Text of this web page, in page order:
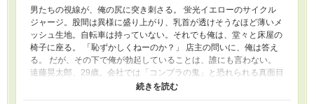
男たちの視線が、俺の尻に突き刺さる。 蛍光イエローのサイクル
ジャージ。股間は異様に盛り上がり、乳首が透けそうなほど薄いメ
ッシュ生地。自転車は持っていない。それでも俺は、堂々と床屋の
椅子に座る。 「恥ずかしくねーのか？」 店主の問いに、俺は答え
る。 だが、その下で俺が勃起していることは、誰にも言わない。
遠藤晃太郎、29歳。会社では「コンプラの鬼」と恐れられる真面目
な主任。だが週末の夜、彼は法の抜け穴を縫って「合法的に」肌を